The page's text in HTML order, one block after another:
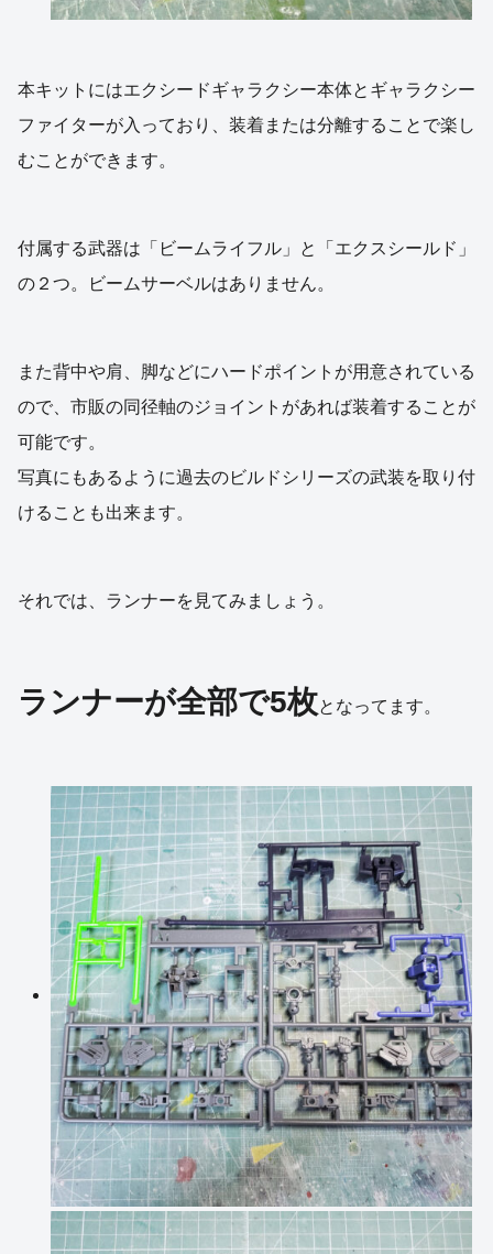
本キットにはエクシードギャラクシー本体とギャラクシー
ファイターが入っており、装着または分離することで楽し
むことができます。
付属する武器は「ビームライフル」と「エクスシールド」
の２つ。ビームサーベルはありません。
また背中や肩、脚などにハードポイントが用意されている
ので、市販の同径軸のジョイントがあれば装着することが
可能です。
写真にもあるように過去のビルドシリーズの武装を取り付
けることも出来ます。
それでは、ランナーを見てみましょう。
ランナーが全部で5枚となってます。